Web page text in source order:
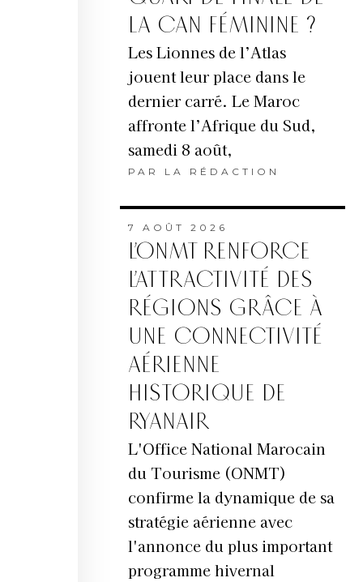
LA CAN FÉMININE ?
Les Lionnes de l’Atlas
jouent leur place dans le
dernier carré. Le Maroc
affronte l’Afrique du Sud,
samedi 8 août,
PAR LA RÉDACTION
7 AOÛT 2026
L’ONMT RENFORCE
L’ATTRACTIVITÉ DES
RÉGIONS GRÂCE À
UNE CONNECTIVITÉ
AÉRIENNE
HISTORIQUE DE
RYANAIR
L'Office National Marocain
du Tourisme (ONMT)
confirme la dynamique de sa
stratégie aérienne avec
l'annonce du plus important
programme hivernal